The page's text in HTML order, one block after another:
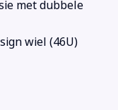
met dubbele
wiel (46U)